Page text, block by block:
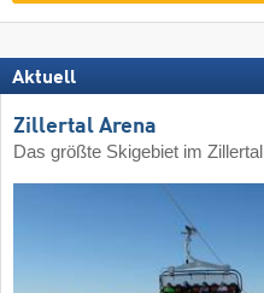
Aktuell
Zillertal Arena
Das größte Skigebiet im Zillertal